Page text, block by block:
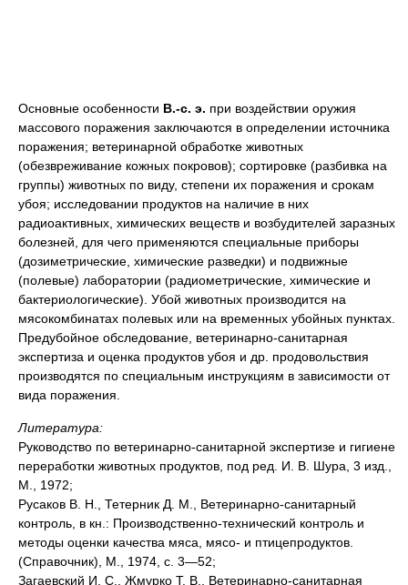
Основные особенности В.-с. э. при воздействии оружия
массового поражения заключаются в определении источника
поражения; ветеринарной обработке животных
(обезвреживание кожных покровов); сортировке (разбивка на
группы) животных по виду, степени их поражения и срокам
убоя; исследовании продуктов на наличие в них
радиоактивных, химических веществ и возбудителей заразных
болезней, для чего применяются специальные приборы
(дозиметрические, химические разведки) и подвижные
(полевые) лаборатории (радиометрические, химические и
бактериологические). Убой животных производится на
мясокомбинатах полевых или на временных убойных пунктах.
Предубойное обследование, ветеринарно-санитарная
экспертиза и оценка продуктов убоя и др. продовольствия
производятся по специальным инструкциям в зависимости от
вида поражения.
Литература:
Руководство по ветеринарно-санитарной экспертизе и гигиене
переработки животных продуктов, под ред. И. В. Шура, 3 изд.,
М., 1972;
Русаков В. Н., Тетерник Д. М., Ветеринарно-санитарный
контроль, в кн.: Производственно-технический контроль и
методы оценки качества мяса, мясо- и птицепродуктов.
(Справочник), М., 1974, с. 3—52;
Загаевский И. С., Жмурко Т. В., Ветеринарно-санитарная